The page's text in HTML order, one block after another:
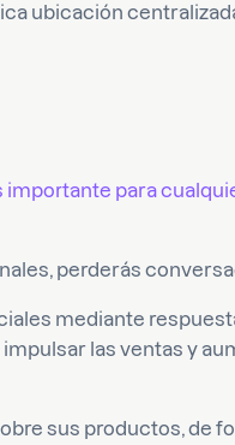
ubicación
importante para
perderás
mediante
las ventas y
sus productos, de